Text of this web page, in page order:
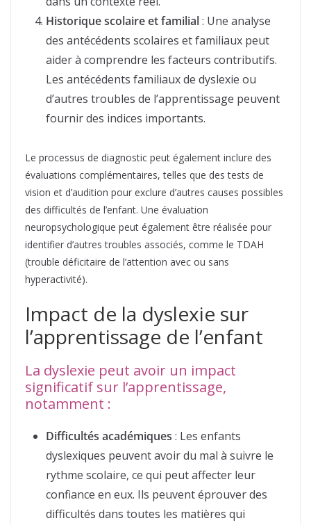
Historique scolaire et familial: Une analyse
des antécédents scolaires et familiaux peut
aider à comprendre les facteurs contributifs.
Les antécédents familiaux de dyslexie ou
d’autres troubles de l’apprentissage peuvent
fournir des indices importants.
Le processus de diagnostic peut également inclure des
évaluations complémentaires, telles que des tests de
vision et d’audition pour exclure d’autres causes possibles
des difficultés de l’enfant. Une évaluation
neuropsychologique peut également être réalisée pour
identifier d’autres troubles associés, comme le TDAH
(trouble déficitaire de l’attention avec ou sans
hyperactivité).
Impact de la dyslexie sur
l’apprentissage de l’enfant
La dyslexie peut avoir un impact
significatif sur l’apprentissage,
notamment :
Difficultés académiques : Les enfants
dyslexiques peuvent avoir du mal à suivre le
rythme scolaire, ce qui peut affecter leur
confiance en eux. Ils peuvent éprouver des
difficultés dans toutes les matières qui